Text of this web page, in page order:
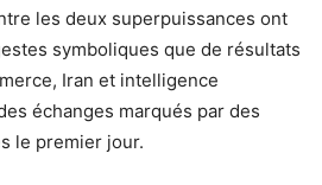
les deux superpuissances ont
symboliques que de résultats
Iran et intelligence
échanges marqués par des
le premier jour.